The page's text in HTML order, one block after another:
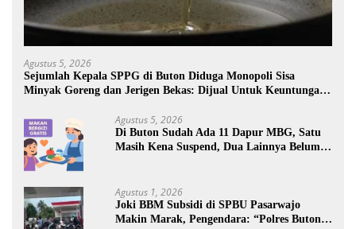
Agustus 5, 2026
Sejumlah Kepala SPPG di Buton Diduga Monopoli Sisa
Minyak Goreng dan Jerigen Bekas: Dijual Untuk Keuntungan
Agustus 5, 2026
Di Buton Sudah Ada 11 Dapur MBG, Satu
Masih Kena Suspend, Dua Lainnya Belum
Agustus 1, 2026
Joki BBM Subsidi di SPBU Pasarwajo
Makin Marak, Pengendara: “Polres Buton